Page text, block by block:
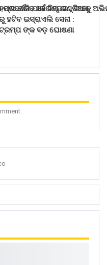
ପ୍ରଦର୍ଶନ ପାଇଁ ଟିମ୍ ଇଣ୍ଡିଆକୁ
କରିବ ସରେଣ୍ଡର , ଗାଜା
ହଟିବ ଇସ୍ରାଏଲି ସେନା :
ଙ୍କ ବଡ଼ ଘୋଷଣା